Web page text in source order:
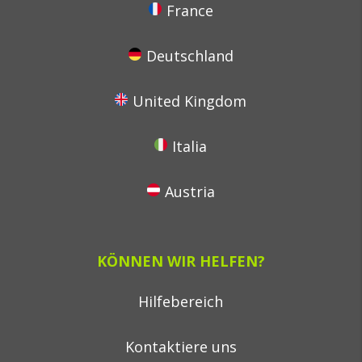
France
Deutschland
United Kingdom
Italia
Austria
KÖNNEN WIR HELFEN?
Hilfebereich
Kontaktiere uns